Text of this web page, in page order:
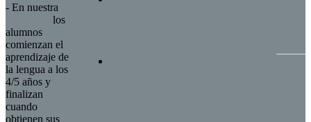
- En nuestra
los
alumnos
comienzan el
aprendizaje de
la lengua a los
4/5 años y
finalizan
cuando
obtienen sus